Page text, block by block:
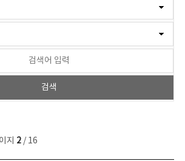
지 2/ 16